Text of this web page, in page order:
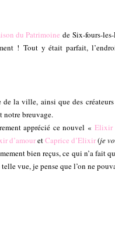
du Patrimoine de Six-fours-
! Tout y était parfait,
la ville, ainsi que des
notre breuvage.
apprécié ce nouvel « Elixir
d’amouretCaprice d’Elixir(je
bien reçus, ce qui n’a fait
vue, je pense que l’on ne